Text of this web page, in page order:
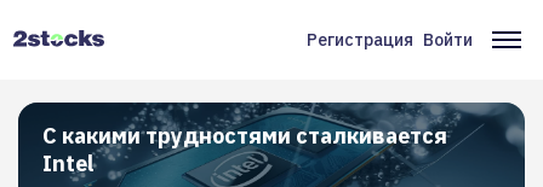
Меню
учётной
записи
пользователя
Регистрация Войти
С какими трудностями сталкивается
Intel